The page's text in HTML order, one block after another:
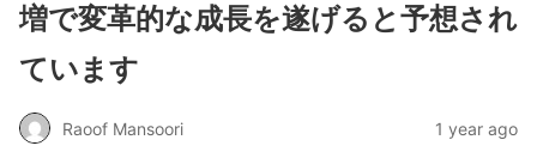
増で変革的な成長を遂げると予想され
ています
Raoof Mansoori 1 year ago